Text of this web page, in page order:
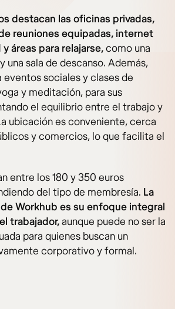
destacan las oficinas privadas,
reuniones equipadas, internet
áreas para relajarse,como una
una sala de descanso. Además,
eventos sociales y clases de
y meditación, para sus
el equilibrio entre el trabajo y
ubicación es conveniente, cerca
y comercios, lo que facilita el
entre los 180 y 350 euros
del tipo de membresía. La
Workhub es su enfoque integral
trabajador,aunque puede no ser la
para quienes buscan un
corporativo y formal.